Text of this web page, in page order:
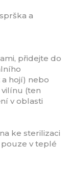
a
přidejte do
hojí) nebo
(ten
v oblasti
ke sterilizaci
pouze v teplé